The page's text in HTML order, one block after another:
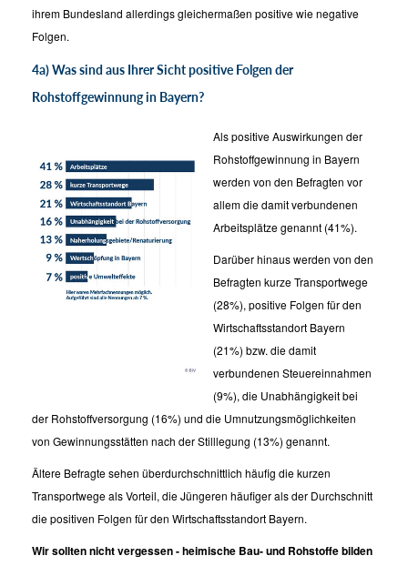
ihrem Bundesland allerdings gleichermaßen positive wie negative
Folgen.
4a) Was sind aus Ihrer Sicht positive Folgen der
Rohstoffgewinnung in Bayern?
Als positive Auswirkungen der
Rohstoffgewinnung in Bayern
werden von den Befragten vor
allem die damit verbundenen
Arbeitsplätze genannt (41%).
Darüber hinaus werden von den
Befragten kurze Transportwege
(28%), positive Folgen für den
Wirtschaftsstandort Bayern
(21%) bzw. die damit
verbundenen Steuereinnahmen
(9%), die Unabhängigkeit bei
der Rohstoffversorgung (16%) und die Umnutzungsmöglichkeiten
von Gewinnungsstätten nach der Stilllegung (13%) genannt.
Ältere Befragte sehen überdurchschnittlich häufig die kurzen
Transportwege als Vorteil, die Jüngeren häufiger als der Durchschnitt
die positiven Folgen für den Wirtschaftsstandort Bayern.
Wir sollten nicht vergessen - heimische Bau- und Rohstoffe bilden